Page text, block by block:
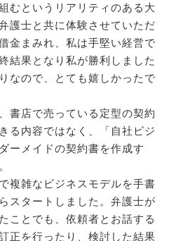
むというリアリティのある大
護士と共に体験させていただ
金まみれ、私は手堅い経営で
結果となり私が勝利しました
なので、とても嬉しかったで
書店で売っている定型の契約
る内容ではなく、「自社ビジ
ーメイドの契約書を作成す
複雑なビジネスモデルを手書
スタートしました。弁護士が
ことでも、依頼者とお話する
正を行ったり、検討した結果